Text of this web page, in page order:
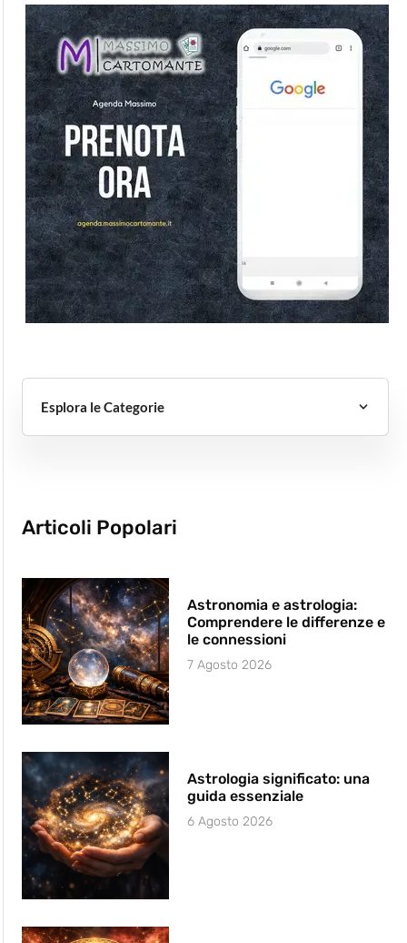
Esplora le Categorie
Articoli Popolari
Astronomia e astrologia:
Comprendere le differenze e
le connessioni
7 Agosto 2026
Astrologia significato: una
guida essenziale
6 Agosto 2026